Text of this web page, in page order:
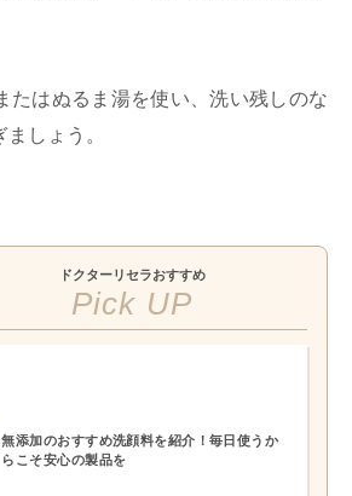
たはぬるま湯を使い、洗い残しのな
しょう。
ドクターリセラおすすめ
Pick UP
無添加のおすすめ洗顔料を紹介！毎日使うか
らこそ安心の製品を